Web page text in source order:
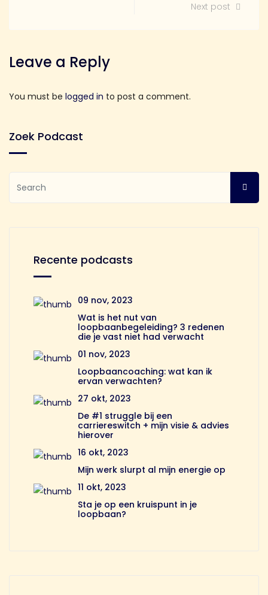
Next post
Leave a Reply
You must be logged in to post a comment.
Zoek Podcast
Recente podcasts
09 nov, 2023
Wat is het nut van
loopbaanbegeleiding? 3 redenen
die je vast niet had verwacht
01 nov, 2023
Loopbaancoaching: wat kan ik
ervan verwachten?
27 okt, 2023
De #1 struggle bij een
carriereswitch + mijn visie & advies
hierover
16 okt, 2023
Mijn werk slurpt al mijn energie op
11 okt, 2023
Sta je op een kruispunt in je
loopbaan?